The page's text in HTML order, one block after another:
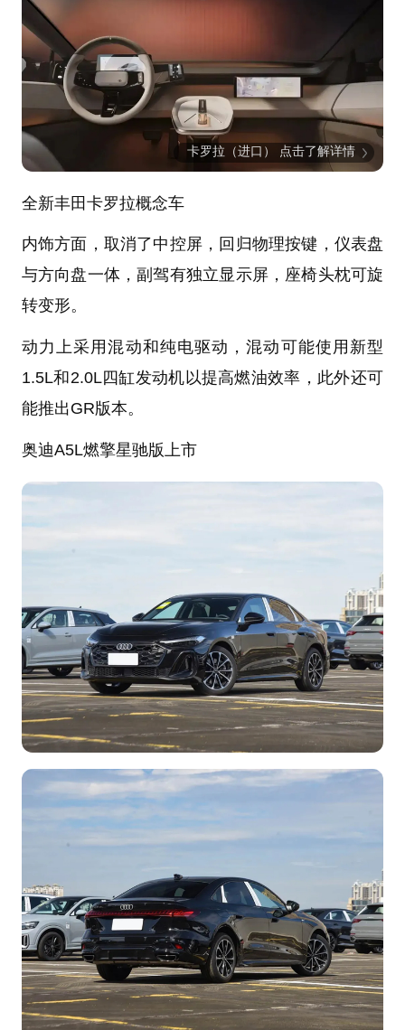
卡罗拉（进口） 点击了解详情
全新丰田卡罗拉概念车
内饰方面，取消了中控屏，回归物理按键，仪表盘
与方向盘一体，副驾有独立显示屏，座椅头枕可旋
转变形。
动力上采用混动和纯电驱动，混动可能使用新型
1.5L和2.0L四缸发动机以提高燃油效率，此外还可
能推出GR版本。
奥迪A5L燃擎星驰版上市